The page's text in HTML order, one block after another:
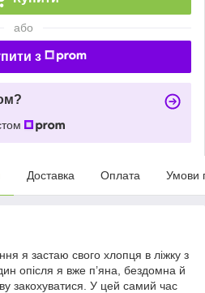
або
з
Доставка Оплата Умови
я застаю свого хлопця в ліжку з
опісля я вже п’яна, бездомна й
закохуватися. У цей самий час